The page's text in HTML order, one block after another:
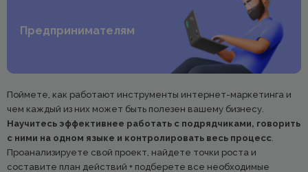
Предпринимателям
Поймете, как работают инструменты интернет-маркетинга и
чем каждый из них может быть полезен вашему бизнесу.
Научитесь эффективнее работать с подрядчиками, говорить
с ними на одном языке и контролировать весь процесс
Проанализируете свой проект, найдете точки роста и
составите план действий + подберете все необходимые